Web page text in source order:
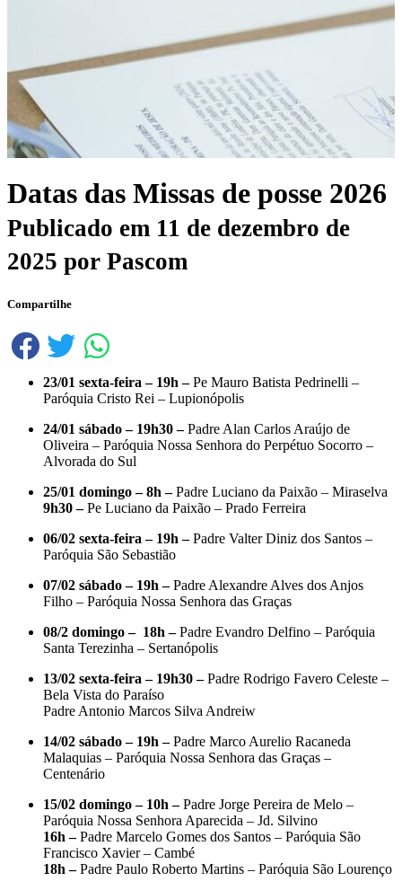
Datas das Missas de posse 2026
Publicado em 11 de dezembro de
2025 por Pascom
Compartilhe
23/01 sexta-feira – 19h –Pe Mauro Batista Pedrinelli –
Paróquia Cristo Rei – Lupionópolis
24/01 sábado – 19h30 –Padre Alan Carlos Araújo de
Oliveira – Paróquia Nossa Senhora do Perpétuo Socorro –
Alvorada do Sul
25/01 domingo – 8h –Padre Luciano da Paixão – Miraselva
9h30 –Pe Luciano da Paixão – Prado Ferreira
06/02 sexta-feira – 19h –Padre Valter Diniz dos Santos –
Paróquia São Sebastião
07/02 sábado – 19h –Padre Alexandre Alves dos Anjos
Filho – Paróquia Nossa Senhora das Graças
08/2 domingo – 18h –Padre Evandro Delfino – Paróquia
Santa Terezinha – Sertanópolis
13/02 sexta-feira – 19h30 –Padre Rodrigo Favero Celeste –
Bela Vista do Paraíso
Padre Antonio Marcos Silva Andreiw
14/02 sábado – 19h –Padre Marco Aurelio Racaneda
Malaquias – Paróquia Nossa Senhora das Graças –
Centenário
15/02 domingo – 10h –Padre Jorge Pereira de Melo –
Paróquia Nossa Senhora Aparecida – Jd. Silvino
16h –Padre Marcelo Gomes dos Santos – Paróquia São
Francisco Xavier – Cambé
18h –Padre Paulo Roberto Martins – Paróquia São Lourenço